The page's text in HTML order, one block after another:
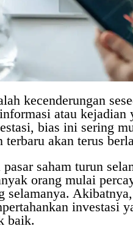
kecenderungan
atau kejadian
bias ini sering
terbaru akan terus
saham turun
orang mulai
selamanya.
investasi
baik.